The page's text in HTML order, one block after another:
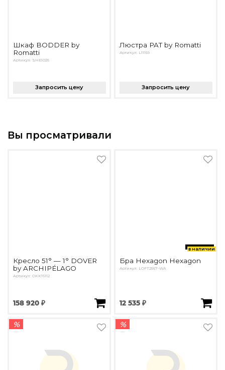
Шкаф BODDER by
Romatti
Артикул: SHE1026
Запросить цену
Люстра PAT by Romatti
Артикул: L11159
Запросить цену
Вы просматривали
Кресло 51° — 1° DOVER
by ARCHIPÉLAGO
Артикул: OKK16112
158 920 ₽
в наличии
Бра Hexagon Hexagon
Артикул: LOFT2567-WA
12 535 ₽
% %